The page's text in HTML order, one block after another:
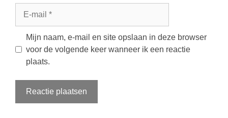
Mijn naam, e-mail en site opslaan in deze browser
voor de volgende keer wanneer ik een reactie
plaats.